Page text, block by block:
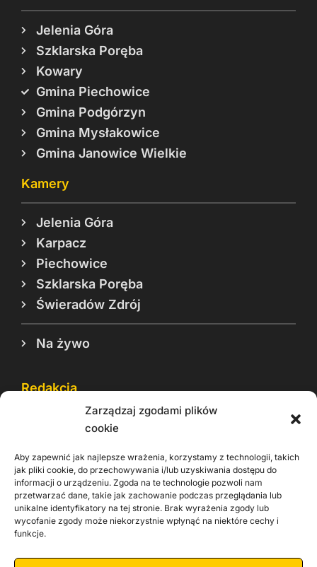
Zarządzaj zgodami plików
cookie
Aby zapewnić jak najlepsze wrażenia, korzystamy z technologii, takich
jak pliki cookie, do przechowywania i/lub uzyskiwania dostępu do
informacji o urządzeniu. Zgoda na te technologie pozwoli nam
przetwarzać dane, takie jak zachowanie podczas przeglądania lub
unikalne identyfikatory na tej stronie. Brak wyrażenia zgody lub
wycofanie zgody może niekorzystnie wpłynąć na niektóre cechy i
funkcje.
Jelenia Góra
Szklarska Poręba
Kowary
Gmina Piechowice
Gmina Podgórzyn
Gmina Mysłakowice
Gmina Janowice Wielkie
Kamery
Jelenia Góra
Karpacz
Piechowice
Szklarska Poręba
Świeradów Zdrój
Na żywo
Redakcja
Reklama
Rodo
Kontakt
Informacje dla